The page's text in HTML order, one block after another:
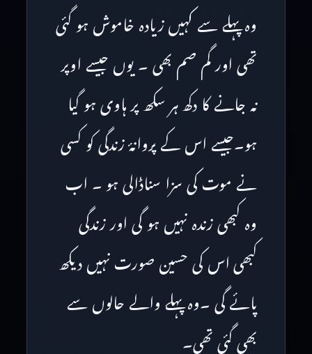
وہ پہلے سے کہیں زیادہ خاموش ہو گئی
تھی اور گم صم بھی ۔ یوں جیسے اوپر
نہ جانے کا دکھ ہر سکھ پر ہاوی ہو گیا
ہو۔جیسے اس کے پروانۂ زندگی کو کسی
نے موت کی سزا سناڈالی ہو ۔ اب
وہ کبھی زندہ نہیں ہو گی اور زندگی
کبھی اس کی حسین صورت نہیں دیکھ
پائے گی ۔وہ پہلے والے حالوں سے
بھی گئی تھی۔